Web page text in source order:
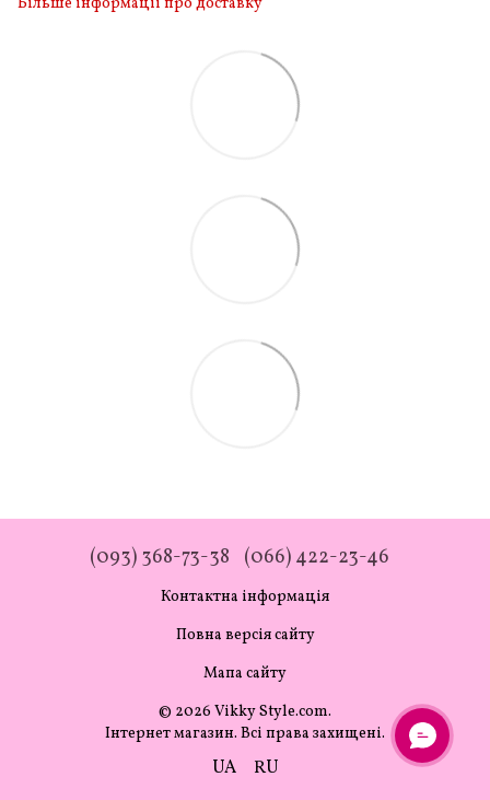
(093) 368-73-38 (066) 422-23-46
Контактна інформація
Повна версія сайту
Мапа сайту
© 2026 Vikky Style.com.
Інтернет магазин. Всі права захищені.
UA RU